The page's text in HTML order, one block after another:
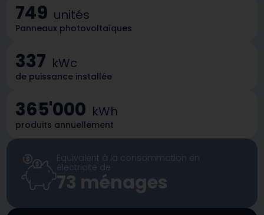
749 unités
Panneaux photovoltaïques
337 kWc
de puissance installée
365'000 kWh
produits annuellement
Équivalent à la consommation en
électricité de
73 ménages